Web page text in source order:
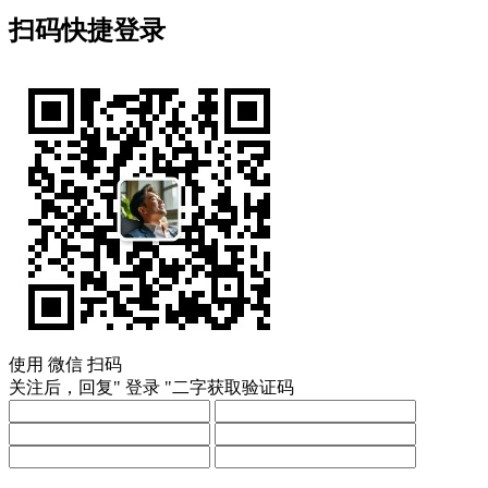
扫码快捷登录
使用 微信 扫码
关注后，回复" 登录 "二字获取验证码